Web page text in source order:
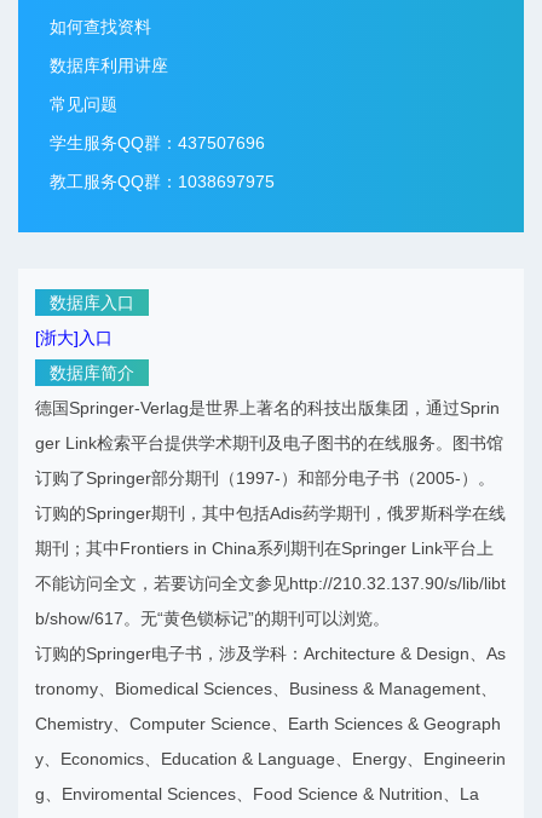
如何查找资料
数据库利用讲座
常见问题
学生服务QQ群：437507696
教工服务QQ群：1038697975
数据库入口
[浙大]入口
数据库简介
德国Springer-Verlag是世界上著名的科技出版集团，通过Sprin
ger Link检索平台提供学术期刊及电子图书的在线服务。图书馆
订购了Springer部分期刊（1997-）和部分电子书（2005-）。
订购的Springer期刊，其中包括Adis药学期刊，俄罗斯科学在线
期刊；其中Frontiers in China系列期刊在Springer Link平台上
不能访问全文，若要访问全文参见http://210.32.137.90/s/lib/libt
b/show/617。无“黄色锁标记”的期刊可以浏览。
订购的Springer电子书，涉及学科：Architecture & Design、As
tronomy、Biomedical Sciences、Business & Management、
Chemistry、Computer Science、Earth Sciences & Geograph
y、Economics、Education & Language、Energy、Engineerin
g、Enviromental Sciences、Food Science & Nutrition、La